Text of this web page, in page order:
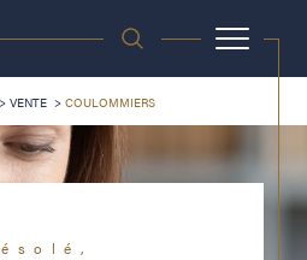
VENTE COULOMMIERS
Désolé,